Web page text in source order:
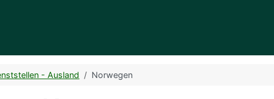
- Ausland Norwegen